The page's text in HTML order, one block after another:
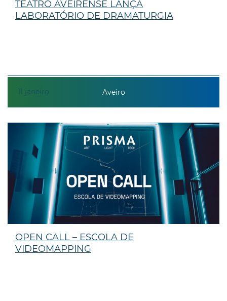
11 janeiro
TEATRO AVEIRENSE LANÇA
LABORATÓRIO DE DRAMATURGIA
Aveiro
OPEN CALL – ESCOLA DE
VIDEOMAPPING